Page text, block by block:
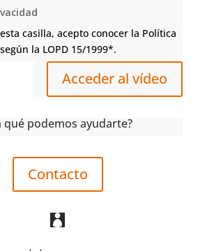
casilla, acepto conocer la Política
la LOPD 15/1999*.
Acceder al vídeo
qué podemos ayudarte?
Contacto
